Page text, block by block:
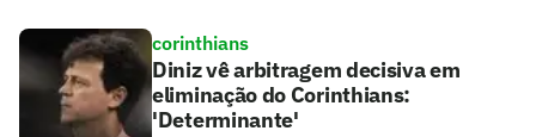
corinthians
Diniz vê arbitragem decisiva em
eliminação do Corinthians:
'Determinante'